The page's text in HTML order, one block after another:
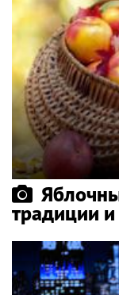
традиции и